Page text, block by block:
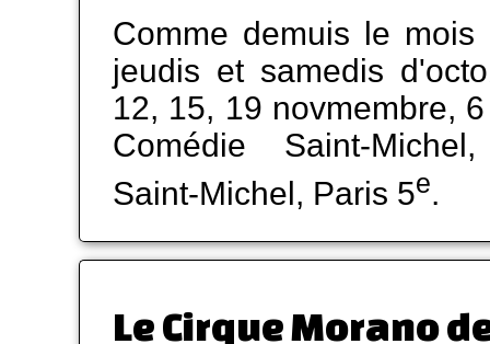
Comme demuis le
jeudis et samedis
12, 15, 19 novmembre,
Comédie Saint-
Saint-Michel, Paris 5e.
Le Cirque Morano